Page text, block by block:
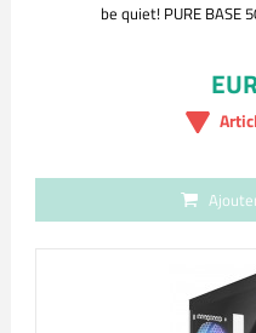
be quiet! PURE BASE